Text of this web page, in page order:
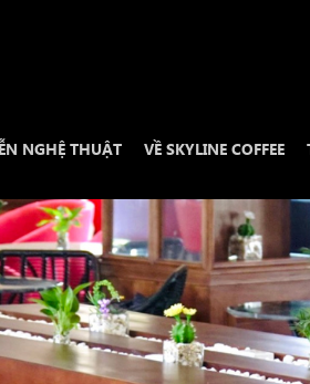
NGHỆ THUẬT VỀ SKYLINE COFFEE